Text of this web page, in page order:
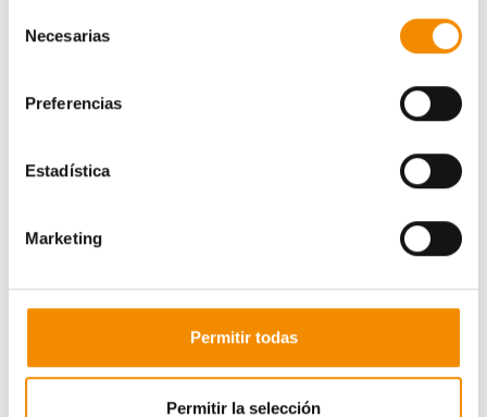
Necesarias
Preferencias
Estadística
Marketing
Permitir todas
Permitir la selección